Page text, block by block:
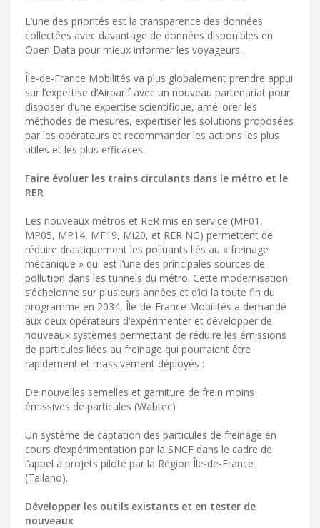
L’une des priorités est la transparence des données
collectées avec davantage de données disponibles en
Open Data pour mieux informer les voyageurs.
Île-de-France Mobilités va plus globalement prendre appui
sur l’expertise d’Airparif avec un nouveau partenariat pour
disposer d’une expertise scientifique, améliorer les
méthodes de mesures, expertiser les solutions proposées
par les opérateurs et recommander les actions les plus
utiles et les plus efficaces.
Faire évoluer les trains circulants dans le métro et le
RER
Les nouveaux métros et RER mis en service (MF01,
MP05, MP14, MF19, Mi20, et RER NG) permettent de
réduire drastiquement les polluants liés au « freinage
mécanique » qui est l’une des principales sources de
pollution dans les tunnels du métro. Cette modernisation
s’échelonne sur plusieurs années et d’ici la toute fin du
programme en 2034, Île-de-France Mobilités a demandé
aux deux opérateurs d’expérimenter et développer de
nouveaux systèmes permettant de réduire les émissions
de particules liées au freinage qui pourraient être
rapidement et massivement déployés :
De nouvelles semelles et garniture de frein moins
émissives de particules (Wabtec)
Un système de captation des particules de freinage en
cours d’expérimentation par la SNCF dans le cadre de
l’appel à projets piloté par la Région Île-de-France
(Tallano).
Développer les outils existants et en tester de
nouveaux